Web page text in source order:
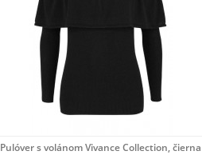
Pulóver s volánom Vivance Collection, čierna